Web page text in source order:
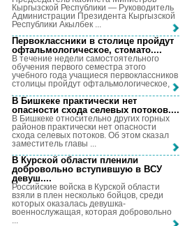
Кыргызской Республики — Руководитель
Администрации Президента Кыргызской
Республики Акылбек ...
Первоклассники в столице пройдут
офтальмологическое, стомато....
В течение недели самостоятельного
обучения первого семестра этого
учебного года учащиеся первоклассников
столицы пройдут офтальмологическое, ...
В Бишкеке практически нет
опасности схода селевых потоков....
В Бишкеке относительно других горных
районов практически нет опасности
схода селевых потоков. Об этом сказал
заместитель главы ...
В Курской области пленили
добровольно вступившую в ВСУ
девуш....
Российские войска в Курской области
взяли в плен несколько бойцов, среди
которых оказалась девушка-
военнослужащая, которая добровольно
...